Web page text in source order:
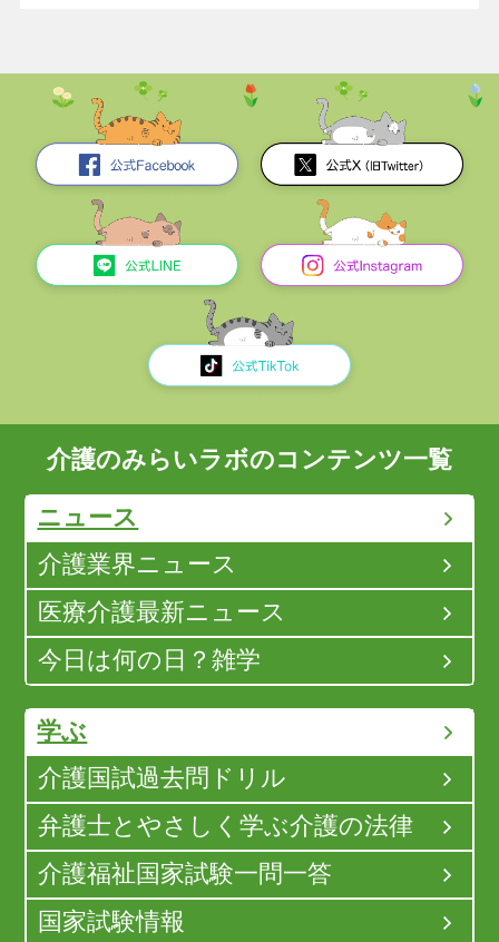
介護のみらいラボのコンテンツ一覧
ニュース
介護業界ニュース
医療介護最新ニュース
今日は何の日？雑学
学ぶ
介護国試過去問ドリル
弁護士とやさしく学ぶ介護の法律
介護福祉国家試験一問一答
国家試験情報